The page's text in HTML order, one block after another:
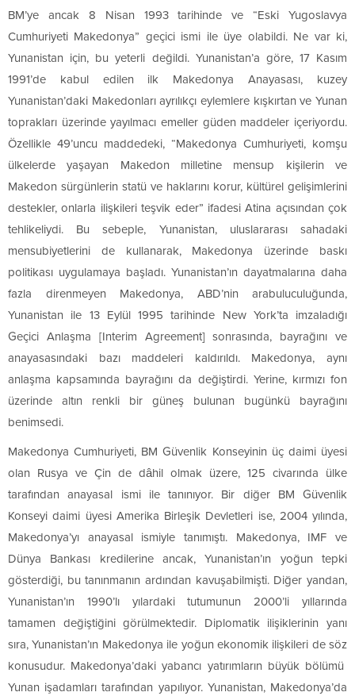
BM’ye ancak 8 Nisan 1993 tarihinde ve “Eski Yugoslavya
Cumhuriyeti Makedonya” geçici ismi ile üye olabildi. Ne var ki,
Yunanistan için, bu yeterli değildi. Yunanistan’a göre, 17 Kasım
1991’de kabul edilen ilk Makedonya Anayasası, kuzey
Yunanistan’daki Makedonları ayrılıkçı eylemlere kışkırtan ve Yunan
toprakları üzerinde yayılmacı emeller güden maddeler içeriyordu.
Özellikle 49’uncu maddedeki, “Makedonya Cumhuriyeti, komşu
ülkelerde yaşayan Makedon milletine mensup kişilerin ve
Makedon sürgünlerin statü ve haklarını korur, kültürel gelişimlerini
destekler, onlarla ilişkileri teşvik eder” ifadesi Atina açısından çok
tehlikeliydi. Bu sebeple, Yunanistan, uluslararası sahadaki
mensubiyetlerini de kullanarak, Makedonya üzerinde baskı
politikası uygulamaya başladı. Yunanistan’ın dayatmalarına daha
fazla direnmeyen Makedonya, ABD’nin arabuluculuğunda,
Yunanistan ile 13 Eylül 1995 tarihinde New York’ta imzaladığı
Geçici Anlaşma [Interim Agreement] sonrasında, bayrağını ve
anayasasındaki bazı maddeleri kaldırıldı. Makedonya, aynı
anlaşma kapsamında bayrağını da değiştirdi. Yerine, kırmızı fon
üzerinde altın renkli bir güneş bulunan bugünkü bayrağını
benimsedi.
Makedonya Cumhuriyeti, BM Güvenlik Konseyinin üç daimi üyesi
olan Rusya ve Çin de dâhil olmak üzere, 125 civarında ülke
tarafından anayasal ismi ile tanınıyor. Bir diğer BM Güvenlik
Konseyi daimi üyesi Amerika Birleşik Devletleri ise, 2004 yılında,
Makedonya’yı anayasal ismiyle tanımıştı. Makedonya, IMF ve
Dünya Bankası kredilerine ancak, Yunanistan’ın yoğun tepki
gösterdiği, bu tanınmanın ardından kavuşabilmişti. Diğer yandan,
Yunanistan’ın 1990’lı yılardaki tutumunun 2000’li yıllarında
tamamen değiştiğini görülmektedir. Diplomatik ilişiklerinin yanı
sıra, Yunanistan’ın Makedonya ile yoğun ekonomik ilişkileri de söz
konusudur. Makedonya’daki yabancı yatırımların büyük bölümü
Yunan işadamları tarafından yapılıyor. Yunanistan, Makedonya’da